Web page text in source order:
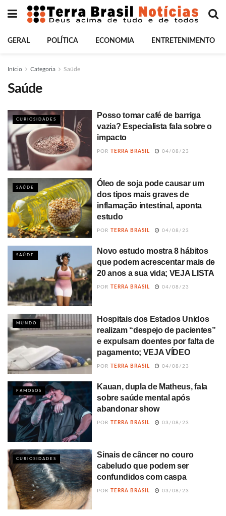
GERAL POLÍTICA ECONOMIA ENTRETENIMENTO
Início Categoria Saúde
Saúde
CURIOSIDADES
Posso tomar café de barriga
vazia? Especialista fala sobre o
impacto
POR TERRA BRASIL 04/08/23
SAÚDE
Óleo de soja pode causar um
dos tipos mais graves de
inflamação intestinal, aponta
estudo
POR TERRA BRASIL 04/08/23
SAÚDE
Novo estudo mostra 8 hábitos
que podem acrescentar mais de
20 anos a sua vida; VEJA LISTA
POR TERRA BRASIL 04/08/23
MUNDO
Hospitais dos Estados Unidos
realizam “despejo de pacientes”
e expulsam doentes por falta de
pagamento; VEJA VÍDEO
POR TERRA BRASIL 04/08/23
FAMOSOS
Kauan, dupla de Matheus, fala
sobre saúde mental após
abandonar show
POR TERRA BRASIL 03/08/23
CURIOSIDADES
Sinais de câncer no couro
cabeludo que podem ser
confundidos com caspa
POR TERRA BRASIL 03/08/23